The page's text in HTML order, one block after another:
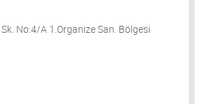
No:4/A 1.Organize San. Bölgesi